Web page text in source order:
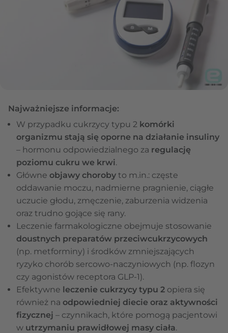
Najważniejsze informacje:
W przypadku cukrzycy typu 2 komórki
organizmu stają się oporne na działanie insuliny
– hormonu odpowiedzialnego za regulację
poziomu cukru we krwi.
Główne objawy choroby to m.in.: częste
oddawanie moczu, nadmierne pragnienie, ciągłe
uczucie głodu, zmęczenie, zaburzenia widzenia
oraz trudno gojące się rany.
Leczenie farmakologiczne obejmuje stosowanie
doustnych preparatów przeciwcukrzycowych
(np. metforminy) i środków zmniejszających
ryzyko chorób sercowo-naczyniowych (np. flozyn
czy agonistów receptora GLP-1).
Efektywne leczenie cukrzycy typu 2 opiera się
również na odpowiedniej diecie oraz aktywności
fizycznej – czynnikach, które pomogą pacjentowi
w utrzymaniu prawidłowej masy ciała.